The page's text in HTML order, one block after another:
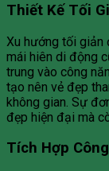
Thiết Kế Tối
Xu hướng tối giản
mái hiên di động
trung vào công
tạo nên vẻ đẹp
không gian. Sự
đẹp hiện đại mà
Tích Hợp